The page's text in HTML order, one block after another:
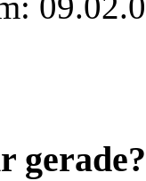
gerade?